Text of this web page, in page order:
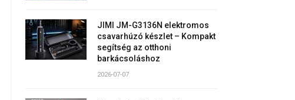
JIMI JM-G3136N elektromos
csavarhúzó készlet – Kompakt
segítség az otthoni
barkácsoláshoz
2026-07-07